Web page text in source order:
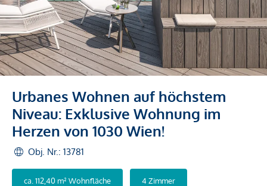
Urbanes Wohnen auf höchstem
Niveau: Exklusive Wohnung im
Herzen von 1030 Wien!
Obj. Nr.: 13781
ca. 112,40 m² Wohnfläche 4 Zimmer